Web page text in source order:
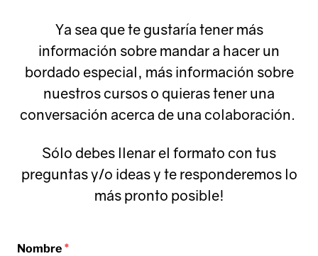
Ya sea que te gustaría tener más
información sobre mandar a hacer un
bordado especial, más información sobre
nuestros cursos o quieras tener una
conversación acerca de una colaboración.
Sólo debes llenar el formato con tus
preguntas y/o ideas y te responderemos lo
más pronto posible!
Nombre *